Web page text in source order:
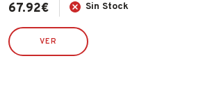
67.92€ Sin Stock
VER